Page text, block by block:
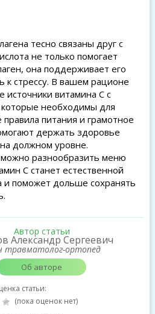
тесно связаны друг с
не только помогает
она поддерживает его
к стрессу. В вашем рационе
источники витамина C с
необходимы для
питания и грамотное
держать здоровье
должном уровне.
разнообразить меню
C станет естественной
и поможет дольше сохранять
Автор статьи
Александр Сергеевич
травматолог-ортопед
Об авторе
статьи:
(пока оценок нет)